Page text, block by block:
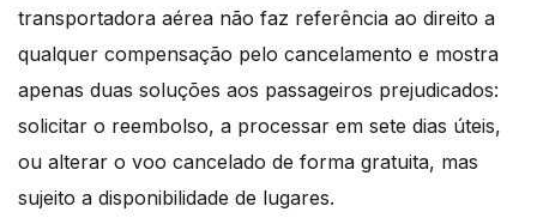
transportadora aérea não faz referência ao direito a
qualquer compensação pelo cancelamento e mostra
apenas duas soluções aos passageiros prejudicados:
solicitar o reembolso, a processar em sete dias úteis,
ou alterar o voo cancelado de forma gratuita, mas
sujeito a disponibilidade de lugares.